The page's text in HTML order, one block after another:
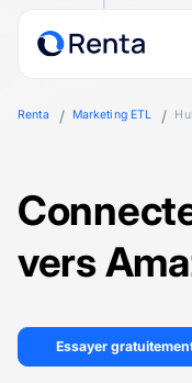
Renta Marketing ETL
vers
Essayer